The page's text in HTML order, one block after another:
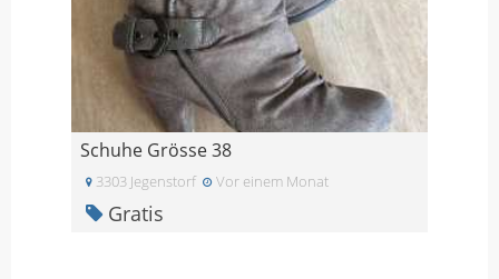
Schuhe Grösse 38
3303 Jegenstorf Vor einem Monat
Gratis